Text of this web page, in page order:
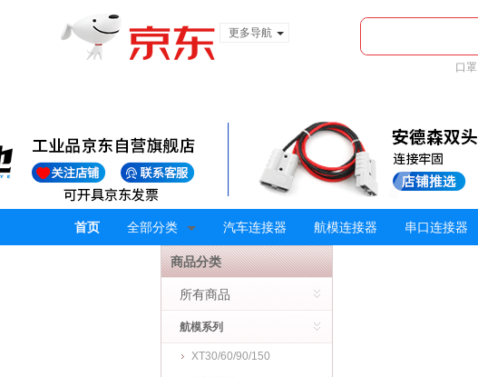
更多导航
口罩
首页 全部分类 汽车连接器 航模连接器 串口连接器
商品分类
所有商品
航模系列
XT30/60/90/150